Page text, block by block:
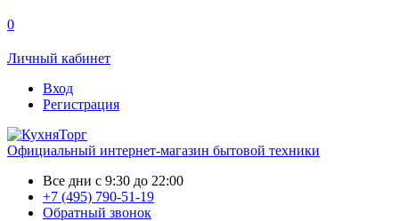
0
Личный кабинет
Вход
Регистрация
Официальный интернет-магазин бытовой техники
Все дни с 9:30 до 22:00
+7 (495) 790-51-19
Обратный звонок